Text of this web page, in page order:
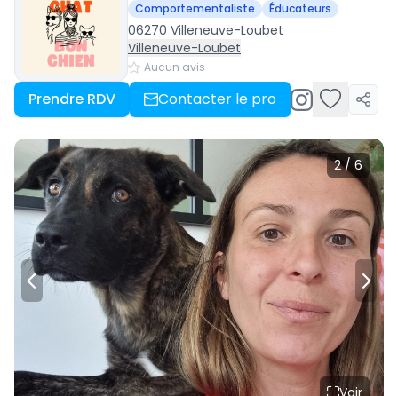
Comportementaliste Éducateurs
06270 Villeneuve-Loubet
Villeneuve-Loubet
Aucun avis
Prendre RDV Contacter le pro
2 / 6
Voir